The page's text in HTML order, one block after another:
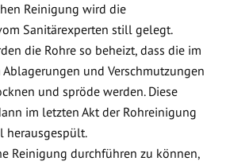
Reinigung wird die
Sanitärexperten still gelegt.
die Rohre so beheizt, dass die im
und Verschmutzungen
und spröde werden. Diese
im letzten Akt der Rohreinigung
herausgespült.
Reinigung durchführen zu können,